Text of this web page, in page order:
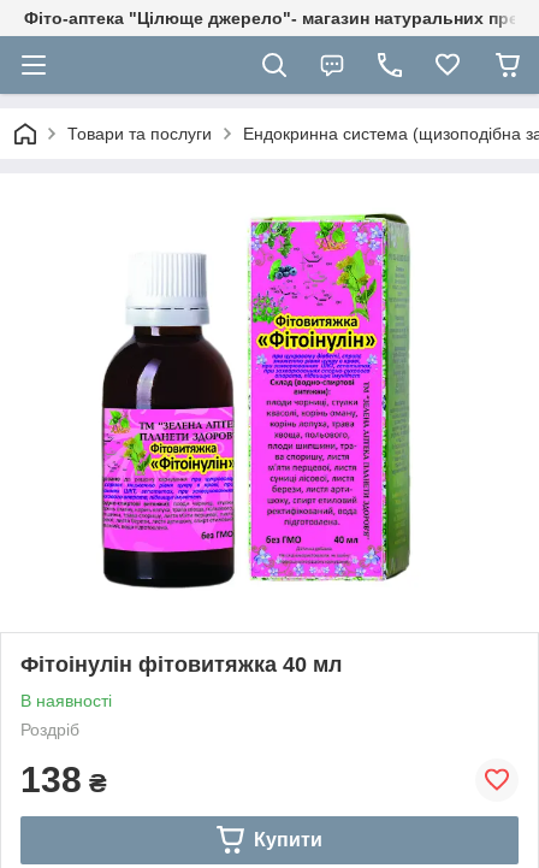
Фіто-аптека "Цілюще джерело"- магазин натуральних
Товари та послуги Ендокринна система (щизоподібна
Фітоінулін фітовитяжка 40 мл
В наявності
Роздріб
138 ₴
Купити